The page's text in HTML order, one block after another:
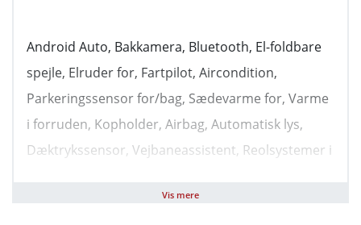
Android Auto, Bakkamera, Bluetooth, El-foldbare
spejle, Elruder for, Fartpilot, Aircondition,
Parkeringssensor for/bag, Sædevarme for, Varme
i forruden, Kopholder, Airbag, Automatisk lys,
Dæktrykssensor, Vejbaneassistent, Reolsystemer i
Vis mere